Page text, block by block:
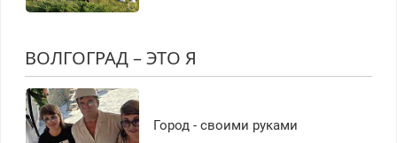
ВОЛГОГРАД – ЭТО Я
Город - своими руками